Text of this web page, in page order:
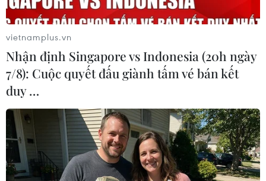
Theo dõi VietnamPlus
TIN LIÊN QUAN
vietnamplus.vn
Nhận định Singapore vs Indonesia (20h ngày
7/8): Cuộc quyết đấu giành tấm vé bán kết
duy …